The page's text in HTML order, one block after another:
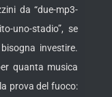
da “due-mp3-
uno-stadio”, se
investire.
quanta musica
prova del fuoco: